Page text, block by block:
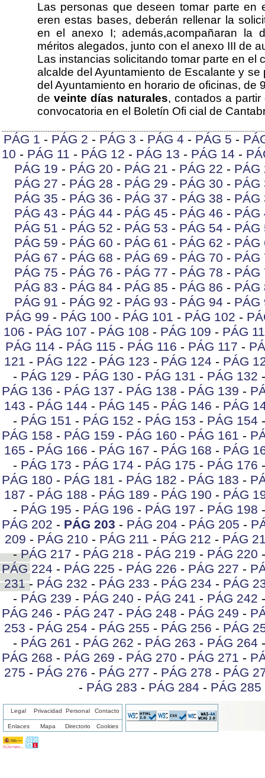
Las personas que deseen tomar parte en
eren estas bases, deberán rellenar la
en el anexo I; además,acompañaran la
méritos alegados, junto con el anexo III de
Las instancias solicitando tomar parte en el
alcalde del Ayuntamiento de Escalante y
del Ayuntamiento en horario de oficinas, de
de veinte días naturales, contados a
convocatoria en el Boletín Ofi cial de
PÁG 1 - PÁG 2 - PÁG 3 - PÁG 4 - PÁG 5 -
10 - PÁG 11 - PÁG 12 - PÁG 13 - PÁG 14 -
PÁG 19 - PÁG 20 - PÁG 21 - PÁG 22 - PÁG
PÁG 27 - PÁG 28 - PÁG 29 - PÁG 30 - PÁG
PÁG 35 - PÁG 36 - PÁG 37 - PÁG 38 - PÁG
PÁG 43 - PÁG 44 - PÁG 45 - PÁG 46 - PÁG
PÁG 51 - PÁG 52 - PÁG 53 - PÁG 54 - PÁG
PÁG 59 - PÁG 60 - PÁG 61 - PÁG 62 - PÁG
PÁG 67 - PÁG 68 - PÁG 69 - PÁG 70 - PÁG
PÁG 75 - PÁG 76 - PÁG 77 - PÁG 78 - PÁG
PÁG 83 - PÁG 84 - PÁG 85 - PÁG 86 - PÁG
PÁG 91 - PÁG 92 - PÁG 93 - PÁG 94 - PÁG
PÁG 99 - PÁG 100 - PÁG 101 - PÁG 102 -
106 - PÁG 107 - PÁG 108 - PÁG 109 - PÁG
PÁG 114 - PÁG 115 - PÁG 116 - PÁG 117 -
121 - PÁG 122 - PÁG 123 - PÁG 124 - PÁG
- PÁG 129 - PÁG 130 - PÁG 131 - PÁG 132
PÁG 136 - PÁG 137 - PÁG 138 - PÁG 139 -
143 - PÁG 144 - PÁG 145 - PÁG 146 - PÁG
- PÁG 151 - PÁG 152 - PÁG 153 - PÁG 154
PÁG 158 - PÁG 159 - PÁG 160 - PÁG 161 -
165 - PÁG 166 - PÁG 167 - PÁG 168 - PÁG
- PÁG 173 - PÁG 174 - PÁG 175 - PÁG 176
PÁG 180 - PÁG 181 - PÁG 182 - PÁG 183 -
187 - PÁG 188 - PÁG 189 - PÁG 190 - PÁG
- PÁG 195 - PÁG 196 - PÁG 197 - PÁG 198
PÁG 202 - PÁG 203 - PÁG 204 - PÁG 205 -
209 - PÁG 210 - PÁG 211 - PÁG 212 - PÁG
-PÁG 217 - PÁG 218 - PÁG 219 - PÁG 220
PÁG 224 - PÁG 225 - PÁG 226 - PÁG 227 -
231- PÁG 232 - PÁG 233 - PÁG 234 - PÁG
- PÁG 239 - PÁG 240 - PÁG 241 - PÁG 242
PÁG 246 - PÁG 247 - PÁG 248 - PÁG 249 -
253 - PÁG 254 - PÁG 255 - PÁG 256 - PÁG
- PÁG 261 - PÁG 262 - PÁG 263 - PÁG 264
PÁG 268 - PÁG 269 - PÁG 270 - PÁG 271 -
275 - PÁG 276 - PÁG 277 - PÁG 278 - PÁG
- PÁG 283 - PÁG 284 - PÁG 285
Legal Privacidad Personal Contacto
Enlaces Mapa Directorio Cookies